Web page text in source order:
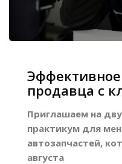
продавца с
Приглашаем на
практикум для
автозапчастей,
августа